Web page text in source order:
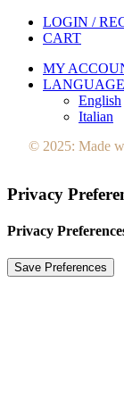
LOGIN /
CART
MY
LANGUAGE
English
Italian
© 2025: Made
Privacy
Privacy